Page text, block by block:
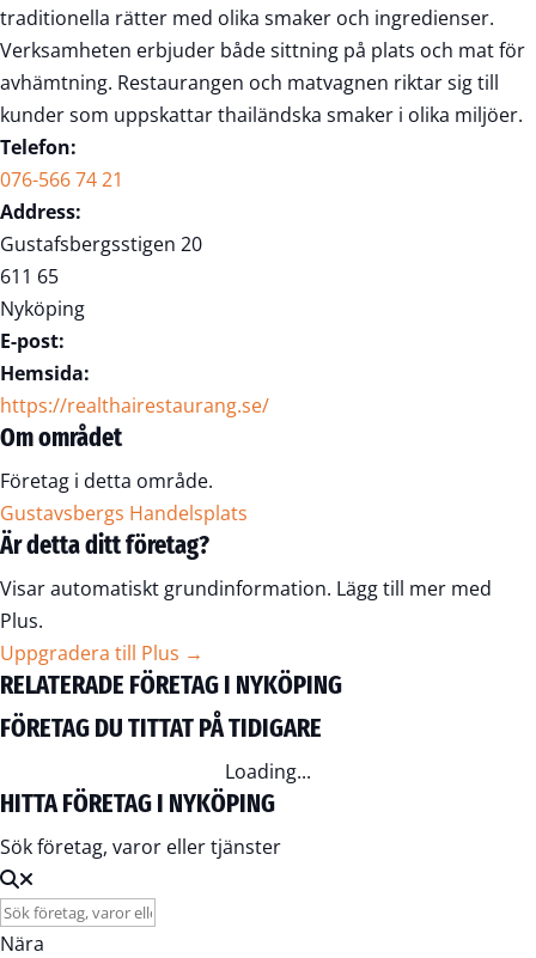
traditionella rätter med olika smaker och ingredienser.
Verksamheten erbjuder både sittning på plats och mat för
avhämtning. Restaurangen och matvagnen riktar sig till
kunder som uppskattar thailändska smaker i olika miljöer.
Telefon:
076-566 74 21
Address:
Gustafsbergsstigen 20
611 65
Nyköping
E-post:
Hemsida:
https://realthairestaurang.se/
Om området
Företag i detta område.
Gustavsbergs Handelsplats
Är detta ditt företag?
Visar automatiskt grundinformation. Lägg till mer med
Plus.
Uppgradera till Plus →
RELATERADE FÖRETAG I NYKÖPING
FÖRETAG DU TITTAT PÅ TIDIGARE
Loading...
HITTA FÖRETAG I NYKÖPING
Sök företag, varor eller tjänster
Nära